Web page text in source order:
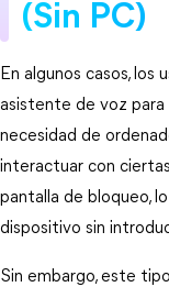
(Sin PC)
En algunos casos, los
asistente de voz para
necesidad de
interactuar con
pantalla de bloqueo,
dispositivo sin
Sin embargo, este